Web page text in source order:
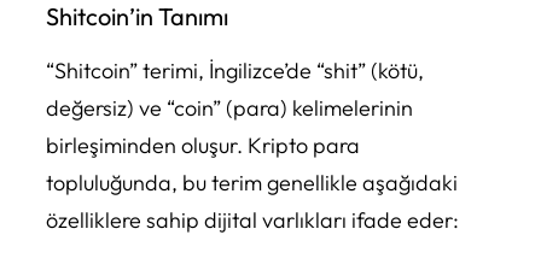
Shitcoin’in Tanımı
“Shitcoin” terimi, İngilizce’de “shit” (kötü,
değersiz) ve “coin” (para) kelimelerinin
birleşiminden oluşur. Kripto para
topluluğunda, bu terim genellikle aşağıdaki
özelliklere sahip dijital varlıkları ifade eder: